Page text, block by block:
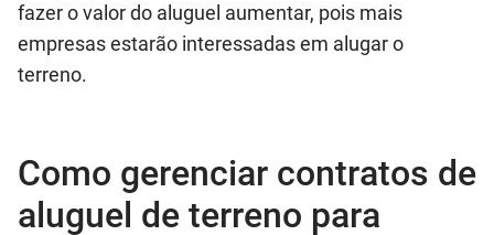
fazer o valor do aluguel aumentar, pois mais
empresas estarão interessadas em alugar o
terreno.
Como gerenciar contratos de
aluguel de terreno para